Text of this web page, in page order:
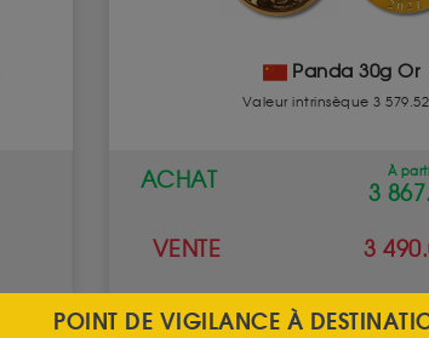
Panda 30g Or
Valeur intrinsèque 3
ACHAT À
3
VENTE 3
VOIR CE PRODUIT
POINT DE VIGILANCE À